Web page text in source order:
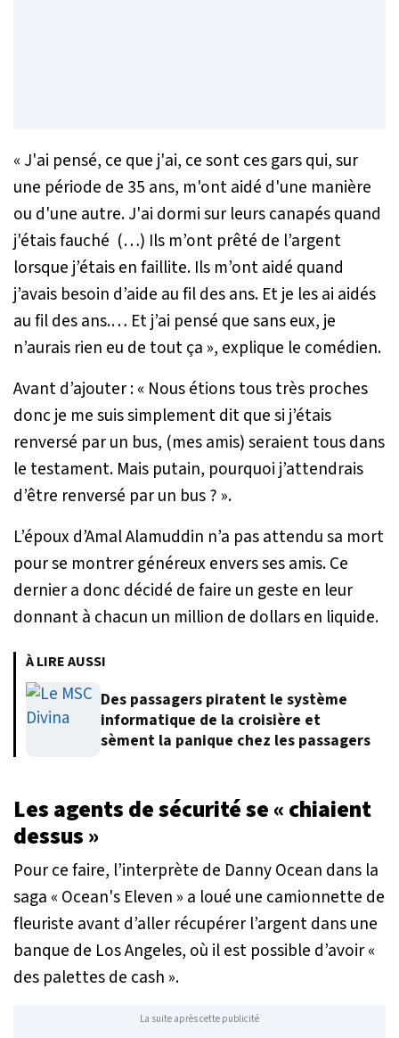
« J'ai pensé, ce que j'ai, ce sont ces gars qui, sur
une période de 35 ans, m'ont aidé d'une manière
ou d'une autre. J'ai dormi sur leurs canapés quand
j'étais fauché (…) Ils m’ont prêté de l’argent
lorsque j’étais en faillite. Ils m’ont aidé quand
j’avais besoin d’aide au fil des ans. Et je les ai aidés
au fil des ans.… Et j’ai pensé que sans eux, je
n’aurais rien eu de tout ça », explique le comédien.
Avant d’ajouter :« Nous étions tous très proches
donc je me suis simplement dit que si j’étais
renversé par un bus, (mes amis) seraient tous dans
le testament. Mais putain, pourquoi j’attendrais
d’être renversé par un bus ? ».
L’époux d’Amal Alamuddin n’a pas attendu sa mort
pour se montrer généreux envers ses amis. Ce
dernier a donc décidé de faire un geste en leur
donnant à chacun un million de dollars en liquide.
À LIRE AUSSI
Des passagers piratent le système
informatique de la croisière et
sèment la panique chez les passagers
Les agents de sécurité se « chiaient
dessus »
Pour ce faire, l’interprète de Danny Ocean dans la
saga « Ocean's Eleven » a loué une camionnette de
fleuriste avant d’aller récupérer l’argent dans une
banque de Los Angeles, où il est possible d’avoir«
des palettes de cash ».
La suite après cette publicité